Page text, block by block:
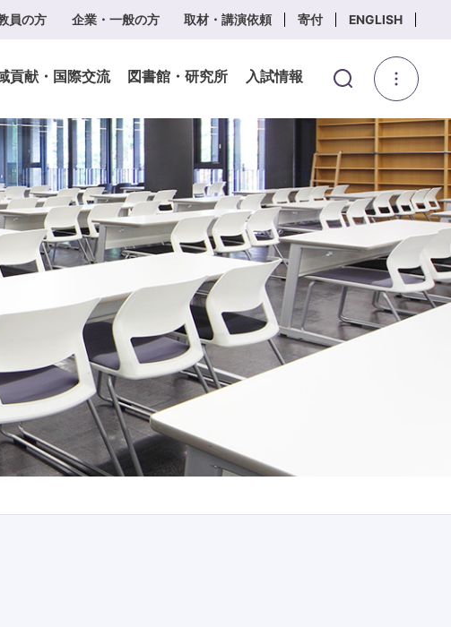
員の方 企業・一般の方 取材・講演依頼 寄付 ENGLISH
貢献・国際交流 図書館・研究所 入試情報